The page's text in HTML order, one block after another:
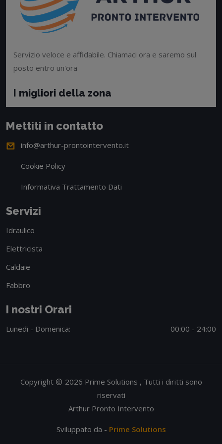
Servizio veloce e affidabile. Chiamaci ora e saremo sul
posto entro un'ora
I migliori della zona
Mettiti in contatto
info@arthur-prontointervento.it
Cookie Policy
Informativa Trattamento Dati
Servizi
Idraulico
Elettricista
Caldaie
Fabbro
I nostri Orari
Lunedi - Domenica: 00:00 - 24:00
Copyright
2026 Prime Solutions , Tutti i diritti sono
riservati
Arthur Pronto Intervento
Sviluppato da - Prime Solutions